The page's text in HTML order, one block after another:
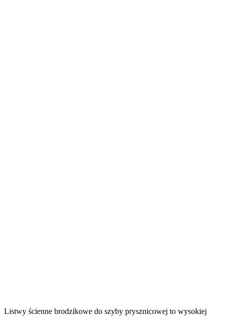
Listwy ścienne brodzikowe do szyby prysznicowej to wysokiej